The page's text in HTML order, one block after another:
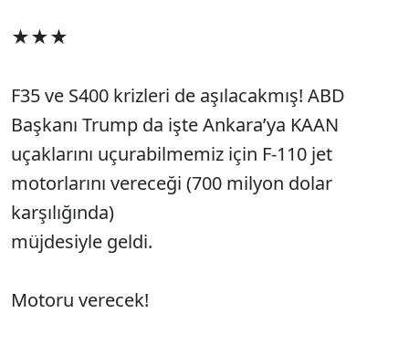
★★★
F35 ve S400 krizleri de aşılacakmış! ABD
Başkanı Trump da işte Ankara’ya KAAN
uçaklarını uçurabilmemiz için F-110 jet
motorlarını vereceği (700 milyon dolar
karşılığında)
müjdesiyle geldi.
Motoru verecek!